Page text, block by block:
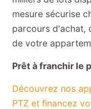
mesure sécurise
parcours d'achat,
de votre
Prêt à franchir le
Découvrez nos
PTZ et financez